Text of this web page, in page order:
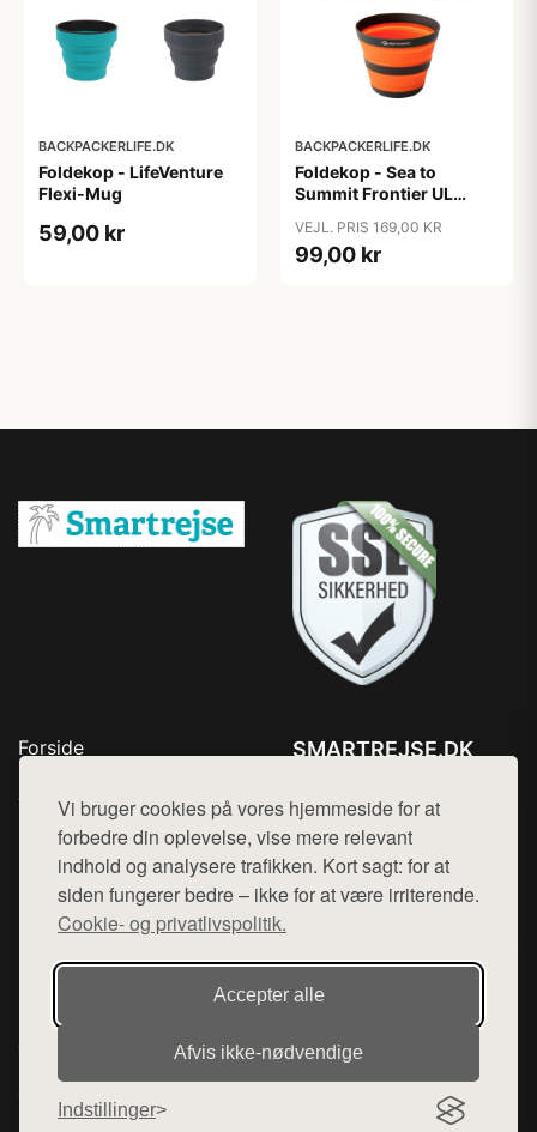
Vi bruger cookies på vores hjemmeside for at
forbedre din oplevelse, vise mere relevant
indhold og analysere trafikken. Kort sagt: for at
siden fungerer bedre – ikke for at være irriterende.
Cookie- og privatlivspolitik.
Accepter alle
Afvis ikke‑nødvendige
Indstillinger
BACKPACKERLIFE.DK
Foldekop - LifeVenture
Flexi-Mug
59,00 kr
BACKPACKERLIFE.DK
Foldekop - Sea to
Summit Frontier UL
VEJL. PRIS 169,00 KR
99,00 kr
Forside
Top Rabatter
Kontakt
SMARTREJSE.DK
Mail: hej@want.dk
Cookie- og privatlivspolitik
Denne side er en del af want.dk, der udgiver en række
hjemmesider med præsentation af forskellige produkter fra
diverse webshops. Der sælges ikke varer fra denne side - vi
henviser til de shops, som sælger varen. Vi har heller ikke
varerne på lager.